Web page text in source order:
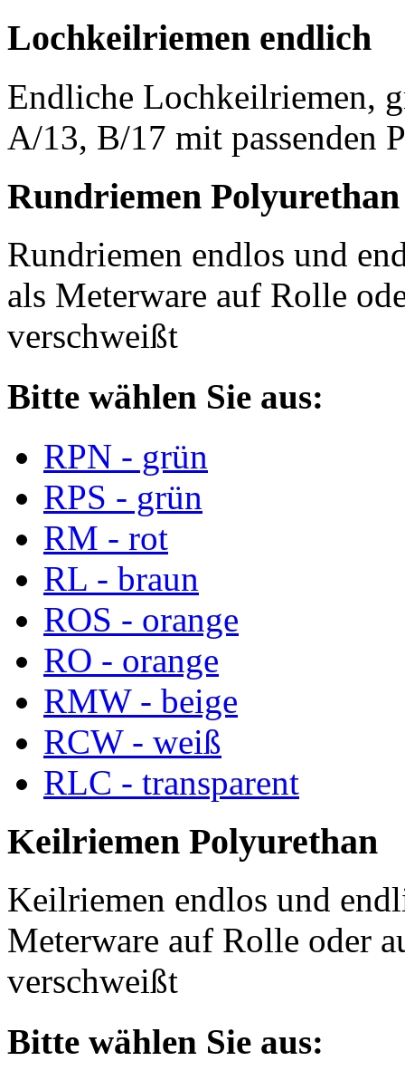
Lochkeilriemen endlich
Endliche Lochkeilriemen,
A/13, B/17 mit passenden
Rundriemen Polyurethan
Rundriemen endlos und
als Meterware auf Rolle
verschweißt
Bitte wählen Sie aus:
RPN - grün
RPS - grün
RM - rot
RL - braun
ROS - orange
RO - orange
RMW - beige
RCW - weiß
RLC - transparent
Keilriemen Polyurethan
Keilriemen endlos und
Meterware auf Rolle oder
verschweißt
Bitte wählen Sie aus: